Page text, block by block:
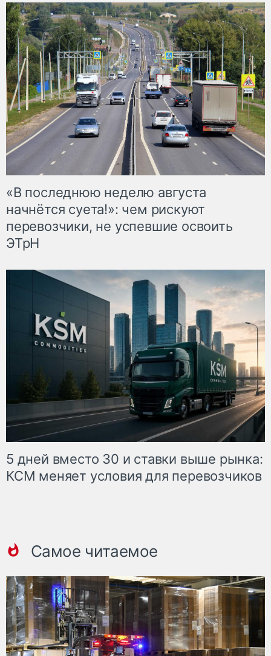
«В последнюю неделю августа
начнётся суета!»: чем рискуют
перевозчики, не успевшие освоить
ЭТрН
5 дней вместо 30 и ставки выше рынка:
КСМ меняет условия для перевозчиков
Самое читаемое